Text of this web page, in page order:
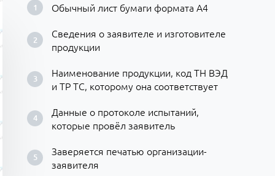
Обычный лист бумаги формата А4
Сведения о заявителе и изготовителе
продукции
Наименование продукции, код ТН ВЭД
и ТР ТС, которому она соответствует
Данные о протоколе испытаний,
которые провёл заявитель
Заверяется печатью организации-
заявителя